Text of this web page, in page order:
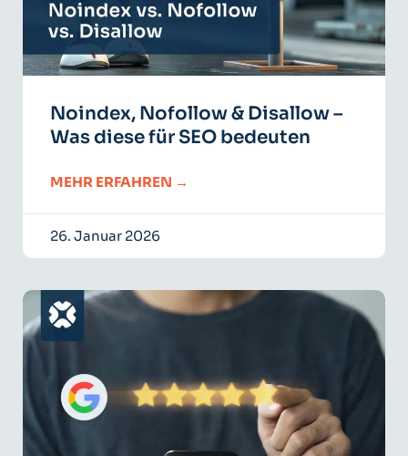
Noindex, Nofollow & Disallow –
Was diese für SEO bedeuten
MEHR ERFAHREN →
26. Januar 2026